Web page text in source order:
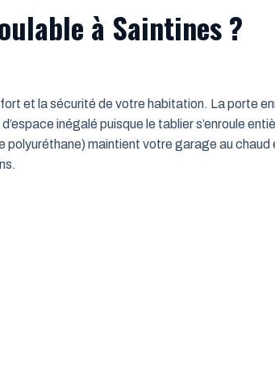
à Saintines ?
et la sécurité de votre habitation. La porte
inégalé puisque le tablier s’enroule
maintient votre garage au